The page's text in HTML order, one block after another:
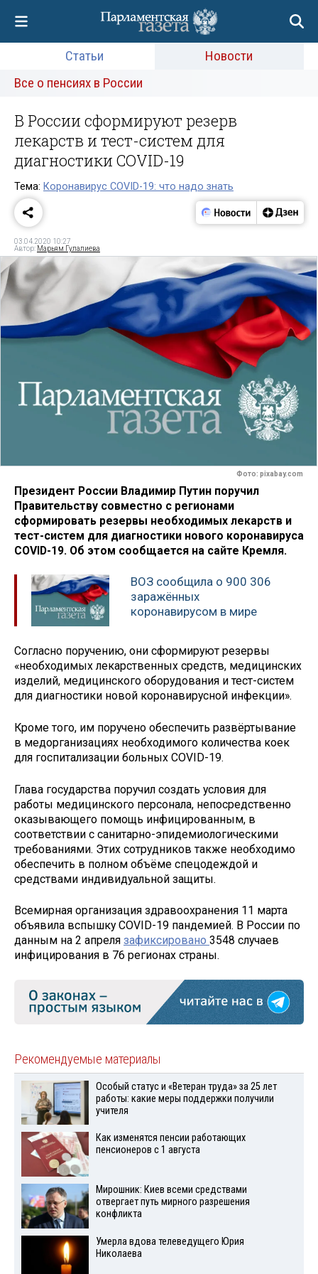
Статьи
Новости
Все о пенсиях в России
В России сформируют резерв
лекарств и тест-систем для
диагностики COVID-19
Тема: Коронавирус COVID-19: что надо знать
03.04.2020 10:27
Автор: Марьям Гулалиева
Фото: pixabay.com
Президент России Владимир Путин поручил
Правительству совместно с регионами
сформировать резервы необходимых лекарств и
тест-систем для диагностики нового коронавируса
COVID-19. Об этом сообщается на сайте Кремля.
ВОЗ сообщила о 900 306
заражённых
коронавирусом в мире
Согласно поручению, они сформируют резервы
«необходимых лекарственных средств, медицинских
изделий, медицинского оборудования и тест-систем
для диагностики новой коронавирусной инфекции».
Кроме того, им поручено обеспечить развёртывание
в медорганизациях необходимого количества коек
для госпитализации больных COVID-19.
Глава государства поручил создать условия для
работы медицинского персонала, непосредственно
оказывающего помощь инфицированным, в
соответствии с санитарно-эпидемиологическими
требованиями. Этих сотрудников также необходимо
обеспечить в полном объёме спецодеждой и
средствами индивидуальной защиты.
Всемирная организация здравоохранения 11 марта
объявила вспышку COVID-19 пандемией. В России по
данным на 2 апреля зафиксировано 3548 случаев
инфицирования в 76 регионах страны.
Рекомендуемые материалы
Особый статус и «Ветеран труда» за 25 лет
работы: какие меры поддержки получили
учителя
Как изменятся пенсии работающих
пенсионеров с 1 августа
Мирошник: Киев всеми средствами
отвергает путь мирного разрешения
конфликта
Умерла вдова телеведущего Юрия
Николаева